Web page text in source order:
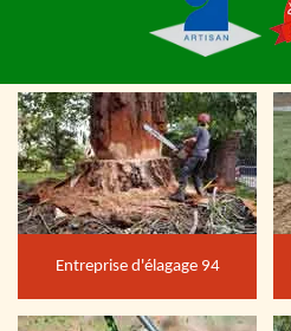
Entreprise d'élagage 94